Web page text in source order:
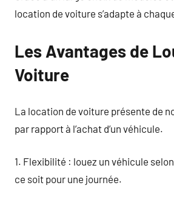
location de voiture s’adapte à
Les Avantages de
Voiture
La location de voiture présente de
par rapport à l’achat d’un véhicule.
1. Flexibilité : louez un véhicule
ce soit pour une journée.